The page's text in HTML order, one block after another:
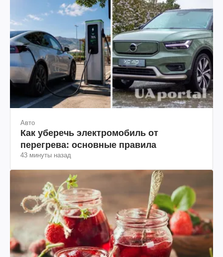
Авто
Как уберечь электромобиль от
перегрева: основные правила
43 минуты назад